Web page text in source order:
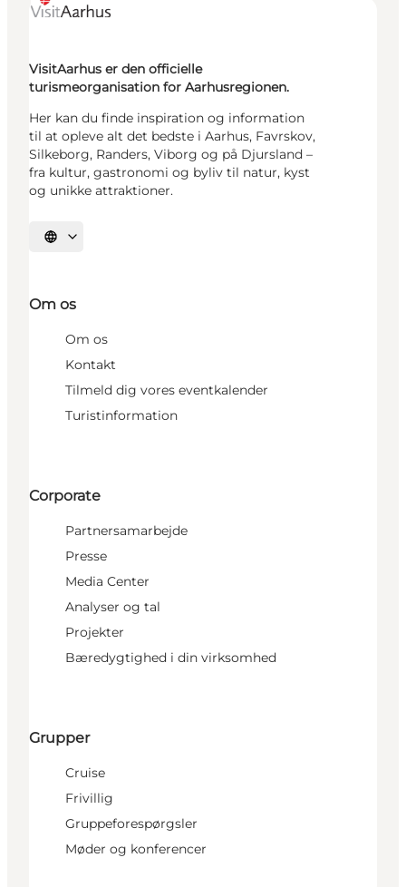
VisitAarhus er den officielle
turismeorganisation for Aarhusregionen.
Her kan du finde inspiration og information
til at opleve alt det bedste i Aarhus, Favrskov,
Silkeborg, Randers, Viborg og på Djursland –
fra kultur, gastronomi og byliv til natur, kyst
og unikke attraktioner.
Vælg sprog
Om os
Om os
Kontakt
Tilmeld dig vores eventkalender
Turistinformation
Corporate
Partnersamarbejde
Presse
Media Center
Analyser og tal
Projekter
Bæredygtighed i din virksomhed
Grupper
Cruise
Frivillig
Gruppeforespørgsler
Møder og konferencer